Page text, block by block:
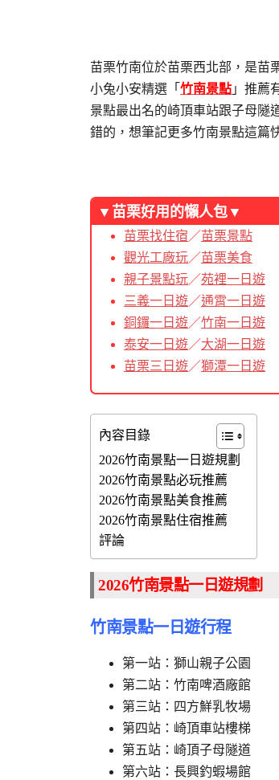
苗栗竹南位於苗栗西北部，是苗
小兔小安精選「 竹南景點 」推薦
景點最出名的崎頂車站跟子母隧
錯的，想筆記更多竹南景點這篇
▼苗栗好用的懶人包▼
苗栗找住宿 ／苗栗景點
觀光工廠玩／苗栗美食
親子景點玩／苑裡一日遊
三義一日遊／通霄一日遊
銅鑼一日遊／竹南一日遊
泰安一日遊／大湖一日遊
苗栗三日遊／獅潭一日遊
內容目錄
2026竹南景點一日遊規劃
2026竹南景點必玩推薦
2026竹南景點美食推薦
2026竹南景點住宿推薦
評論
2026竹南景點一日遊規劃
竹南景點一日遊行程
第一站：獅山親子公園
第二站：竹南啤酒廠館
第三站：四方鮮乳牧場
第四站：崎頂車站樓梯
第五站：崎頂子母隧道
第六站：長興釣蝦場館